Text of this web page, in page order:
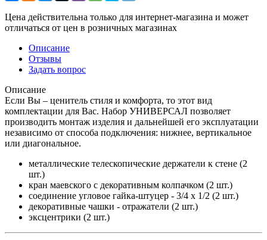
Цена действительна только для интернет-магазина и может
отличаться от цен в розничных магазинах
Описание
Отзывы
Задать вопрос
Описание
Если Вы – ценитель стиля и комфорта, то этот вид
комплектации для Вас. Набор УНИВЕРСАЛ позволяет
производить монтаж изделия и дальнейшей его эксплуатации
независимо от способа подключения: нижнее, вертикальное
или диагональное.
металлические телескопические держатели к стене (2
шт.)
кран маевского с декоративным колпачком (2 шт.)
соединение угловое гайка-штуцер - 3/4 x 1/2 (2 шт.)
декоративные чашки - отражатели (2 шт.)
эксцентрики (2 шт.)